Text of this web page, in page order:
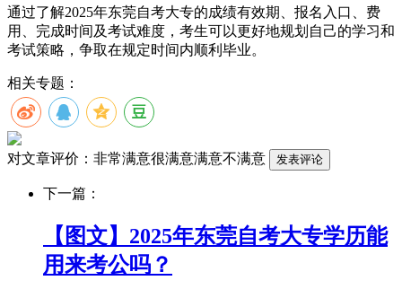
通过了解2025年东莞自考大专的成绩有效期、报名入口、费
用、完成时间及考试难度，考生可以更好地规划自己的学习和
考试策略，争取在规定时间内顺利毕业。
相关专题：
对文章评价： 非常满意很满意满意不满意
下一篇：
【图文】2025年东莞自考大专学历能
用来考公吗？